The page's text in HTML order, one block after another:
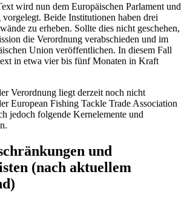
wird nun dem Europäischen Parlament und
Beide Institutionen haben drei
zu erheben. Sollte dies nicht geschehen,
die Verordnung verabschieden und im
Union veröffentlichen. In diesem Fall
in etwa vier bis fünf Monaten in Kraft
Verordnung liegt derzeit noch nicht
European Fishing Tackle Trade Association
jedoch folgende Kernelemente und
und
(nach aktuellem